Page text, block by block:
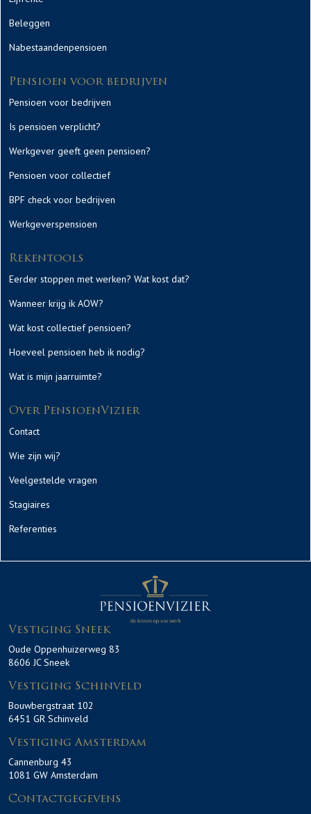
Beleggen
Nabestaandenpensioen
Pensioen voor bedrijven
Pensioen voor bedrijven
Is pensioen verplicht?
Werkgever geeft geen pensioen?
Pensioen voor collectief
BPF check voor bedrijven
Werkgeverspensioen
Rekentools
Eerder stoppen met werken? Wat kost dat?
Wanneer krijg ik AOW?
Wat kost collectief pensioen?
Hoeveel pensioen heb ik nodig?
Wat is mijn jaarruimte?
Over PensioenVizier
Contact
Wie zijn wij?
Veelgestelde vragen
Stagiaires
Referenties
Vestiging Sneek
Oude Oppenhuizerweg 83
8606 JC Sneek
Vestiging Schinveld
Bouwbergstraat 102
6451 GR Schinveld
Vestiging Amsterdam
Cannenburg 43
1081 GW Amsterdam
Contactgegevens